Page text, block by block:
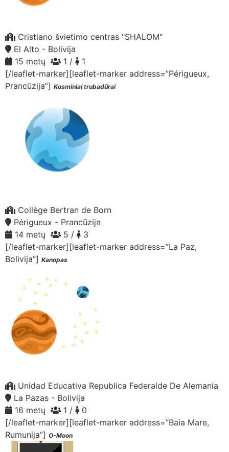
Cristiano švietimo centras "SHALOM"
El Alto - Bolivija
15 metų
1 /
1
[/leaflet-marker][leaflet-marker address=”Périgueux,
Prancūzija”] Kosminiai trubadūrai
Collège Bertran de Born
Périgueux - Prancūzija
14 metų
5 /
3
[/leaflet-marker][leaflet-marker address=”La Paz,
Bolivija”] Kanopas
Unidad Educativa Republica Federalde De Alemania
La Pazas - Bolivija
16 metų
1 /
0
[/leaflet-marker][leaflet-marker address=”Baia Mare,
Rumunija”] O-Moon